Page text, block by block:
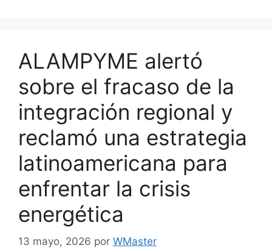
ALAMPYME alertó
sobre el fracaso de la
integración regional y
reclamó una estrategia
latinoamericana para
enfrentar la crisis
energética
13 mayo, 2026 por WMaster